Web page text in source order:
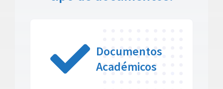
Documentos
Académicos